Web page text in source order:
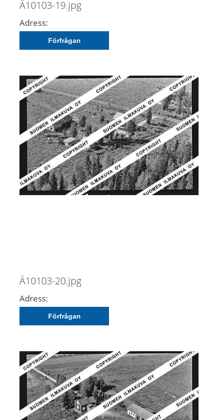
Ä10103-19.jpg
Adress:
Förfrågan
Ä10103-20.jpg
Adress:
Förfrågan